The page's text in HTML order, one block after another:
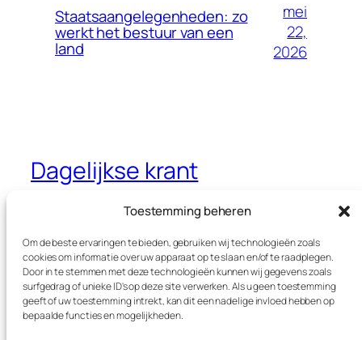
Toestemming beheren
Om de beste ervaringen te bieden, gebruiken wij technologieën zoals
cookies om informatie over uw apparaat op te slaan en/of te raadplegen.
Door in te stemmen met deze technologieën kunnen wij gegevens zoals
surfgedrag of unieke ID's op deze site verwerken. Als u geen toestemming
geeft of uw toestemming intrekt, kan dit een nadelige invloed hebben op
bepaalde functies en mogelijkheden.
Staatsaangelegenheden: zo
werkt het bestuur van een
land
mei
22,
2026
Dagelijkse krant
Jouw dagelijkse krant met interessante
Blog
Over
Evenementen
Winkel